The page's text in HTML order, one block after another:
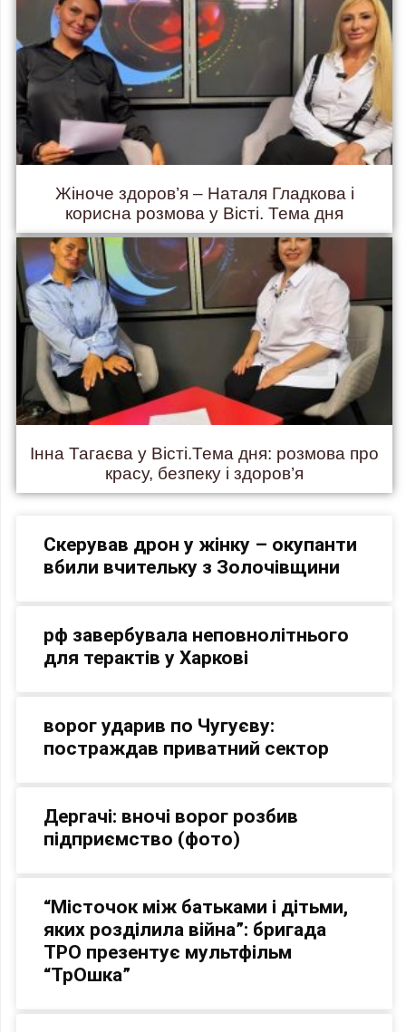
Жіноче здоров’я – Наталя Гладкова і
корисна розмова у Вісті. Тема дня
Інна Тагаєва у Вісті.Тема дня: розмова про
красу, безпеку і здоров’я
Скерував дрон у жінку – окупанти
вбили вчительку з Золочівщини
рф завербувала неповнолітнього
для терактів у Харкові
ворог ударив по Чугуєву:
постраждав приватний сектор
Дергачі: вночі ворог розбив
підприємство (фото)
“Місточок між батьками і дітьми,
яких розділила війна”: бригада
ТРО презентує мультфільм
“ТрОшка”